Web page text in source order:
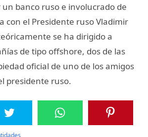
banco ruso e involucrado de
con el Presidente ruso Vladimir
se ha dirigido a
de tipo offshore, dos de las
oficial de uno de los amigos
presidente ruso.